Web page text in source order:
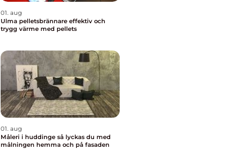
01. aug
Ulma pelletsbrännare effektiv och
trygg värme med pellets
01. aug
Måleri i huddinge så lyckas du med
målningen hemma och på fasaden